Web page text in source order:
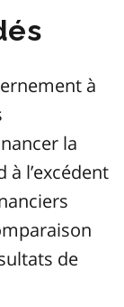
à
la
l’excédent
de